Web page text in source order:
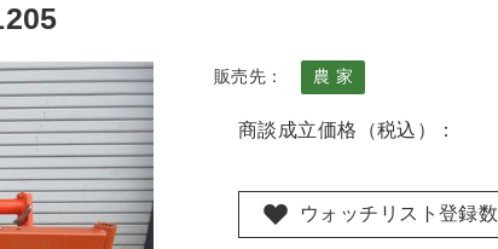
販売先： 農 家
商談成立価格（税込）：
ウォッチリスト登録数